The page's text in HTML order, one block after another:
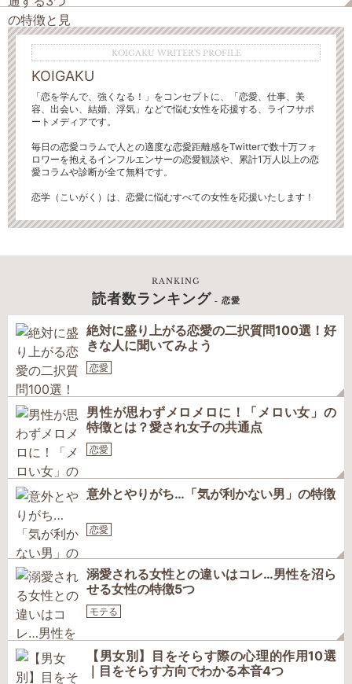
KOIGAKU WRITER'S PROFILE
KOIGAKU
「恋を学んで、強くなる！」をコンセプトに、「恋愛、仕事、美
容、出会い、結婚、浮気」などで悩む女性を応援する、ライフサポ
ートメディアです。
毎日の恋愛コラムで人との適度な恋愛距離感をTwitterで数十万フォ
ロワーを抱えるインフルエンサーの恋愛観談や、累計1万人以上の恋
愛コラムや診断が全て無料です。
恋学（こいがく）は、恋愛に悩むすべての女性を応援いたします！
RANKING
読者数ランキング - 恋愛
絶対に盛り上がる恋愛の二択質問100選！好
きな人に聞いてみよう
恋愛
男性が思わずメロメロに！「メロい女」の
特徴とは？愛され女子の共通点
恋愛
意外とやりがち…「気が利かない男」の特徴
恋愛
溺愛される女性との違いはコレ…男性を沼ら
せる女性の特徴5つ
モテる
【男女別】目をそらす際の心理的作用10選
｜目をそらす方向でわかる本音4つ